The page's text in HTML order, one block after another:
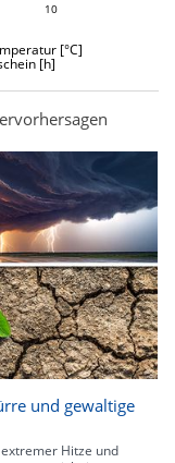
10
[°C]
[h]
und gewaltige
Hitze und